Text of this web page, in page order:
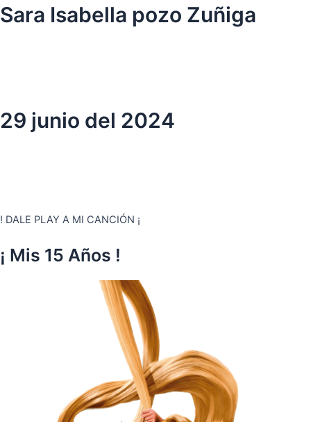
Ir
al
Sara Isabella pozo Zuñiga
29 junio del 2024
! DALE PLAY A MI CANCIÓN ¡
¡ Mis 15 Años !